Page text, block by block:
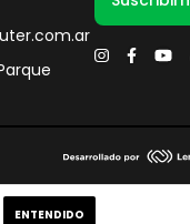
ENTENDIDO